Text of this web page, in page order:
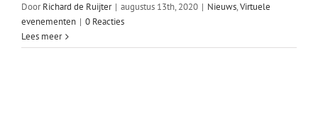
DoorRichard de Ruijter | augustus 13th, 2020 | Nieuws,Virtuele
evenementen | 0 Reacties
Lees meer